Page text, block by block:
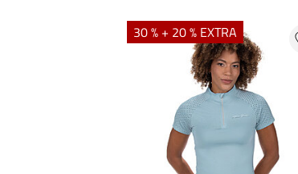
30 % + 20 % EXTRA